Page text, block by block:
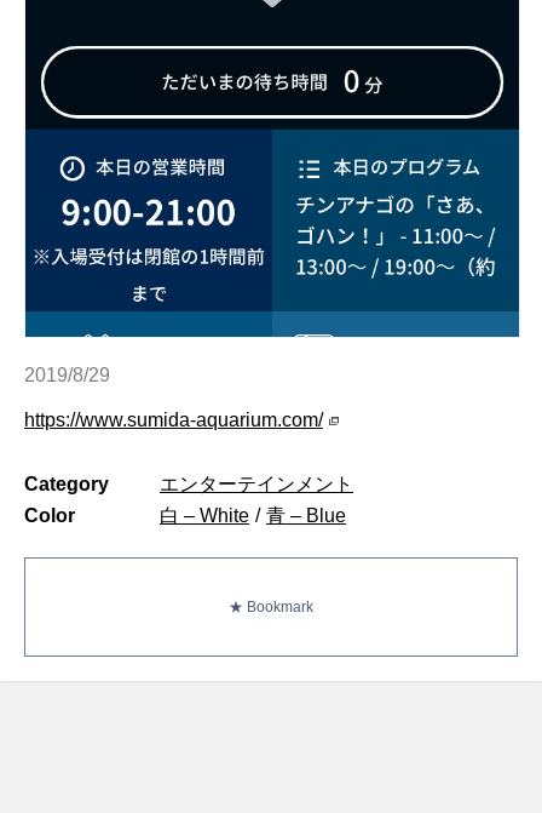
2019/8/29
https://www.sumida-aquarium.com/
Category
エンターテインメント
Color
白 – White / 青 – Blue
★ Bookmark